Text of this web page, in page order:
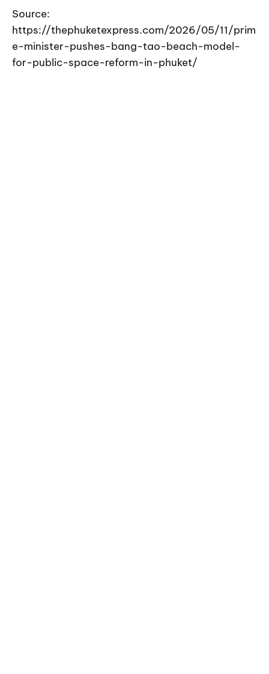
Source:
https://thephuketexpress.com/2026/05/11/prim
e-minister-pushes-bang-tao-beach-model-
for-public-space-reform-in-phuket/